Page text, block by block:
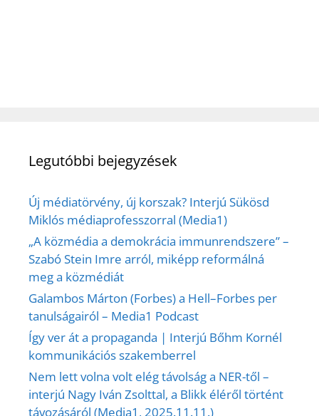
Legutóbbi bejegyzések
Új médiatörvény, új korszak? Interjú Sükösd
Miklós médiaprofesszorral (Media1)
„A közmédia a demokrácia immunrendszere” –
Szabó Stein Imre arról, miképp reformálná
meg a közmédiát
Galambos Márton (Forbes) a Hell–Forbes per
tanulságairól – Media1 Podcast
Így ver át a propaganda | Interjú Bőhm Kornél
kommunikációs szakemberrel
Nem lett volna volt elég távolság a NER-től –
interjú Nagy Iván Zsolttal, a Blikk éléről történt
távozásáról (Media1, 2025.11.11.)